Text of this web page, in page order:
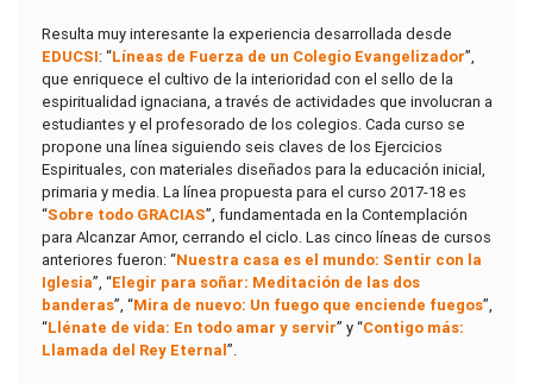
Resulta muy interesante la experiencia desarrollada desde
EDUCSI: “Líneas de Fuerza de un Colegio Evangelizador”,
que enriquece el cultivo de la interioridad con el sello de la
espiritualidad ignaciana, a través de actividades que involucran a
estudiantes y el profesorado de los colegios. Cada curso se
propone una línea siguiendo seis claves de los Ejercicios
Espirituales, con materiales diseñados para la educación inicial,
primaria y media. La línea propuesta para el curso 2017-18 es
“Sobre todo GRACIAS”, fundamentada en la Contemplación
para Alcanzar Amor, cerrando el ciclo. Las cinco líneas de cursos
anteriores fueron: “Nuestra casa es el mundo: Sentir con la
Iglesia”, “Elegir para soñar: Meditación de las dos
banderas”, “Mira de nuevo: Un fuego que enciende fuegos”,
“Llénate de vida: En todo amar y servir” y “Contigo más:
Llamada del Rey Eternal”.